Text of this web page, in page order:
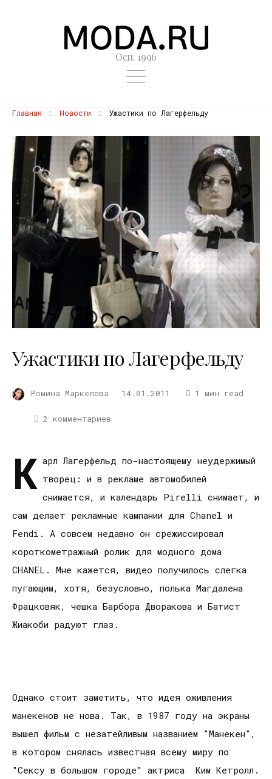
Осн. 1996
Главная Новости Ужастики по Лагерфельду
Ужастики по Лагерфельду
Ромина Маркелова 14.01.2011 1 мин read
2 комментариев
К арл Лагерфельд по-настоящему неудержимый
творец: и в рекламе автомобилей
снимается, и календарь Pirelli снимает, и
сам делает рекламные кампании для Chanel и
Fendi. А совсем недавно он срежиссировал
короткометражный ролик для модного дома
CHANEL. Мне кажется, видео получилось слегка
пугающим, хотя, безусловно, полька Магдалена
Фрацковяк, чешка Барбора Дворакова и Батист
Жиакоби радуют глаз.
Однако стоит заметить, что идея оживления
манекенов не нова. Так, в 1987 году на экраны
вышел фильм с незатейливым названием "Манекен",
в котором снялась известная всему миру по
"Сексу в большом городе" актриса Ким Кетролл.